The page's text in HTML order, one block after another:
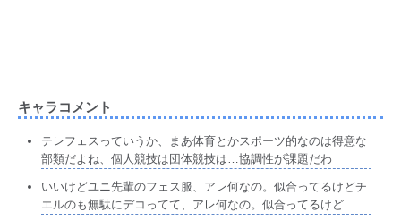
キャラコメント
テレフェスっていうか、まあ体育とかスポーツ的なのは得意な
部類だよね、個人競技は団体競技は…協調性が課題だわ
いいけどユニ先輩のフェス服、アレ何なの。似合ってるけどチ
エルのも無駄にデコってて、アレ何なの。似合ってるけど